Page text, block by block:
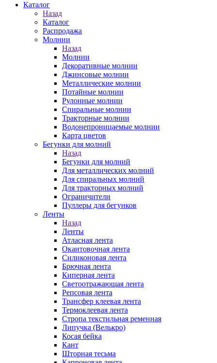
Каталог
Назад
Каталог
Распродажа
Молнии
Назад
Молнии
Декоративные молнии
Джинсовые молнии
Металлические молнии
Потайные молнии
Рулонные молнии
Спиральные молнии
Тракторные молнии
Водонепроницаемые молнии
Карта цветов
Бегунки для молний
Назад
Бегунки для молний
Для металлических молний
Для спиральных молний
Для тракторных молний
Ограничители
Пуллеры для бегунков
Ленты
Назад
Ленты
Атласная лента
Окантовочная лента
Силиконовая лента
Брючная лента
Киперная лента
Светоотражающая лента
Репсовая лента
Трансфер клеевая лента
Термоклеевая лента
Стропа текстильная ременная
Липучка (Велькро)
Косая бейка
Кант
Шторная тесьма